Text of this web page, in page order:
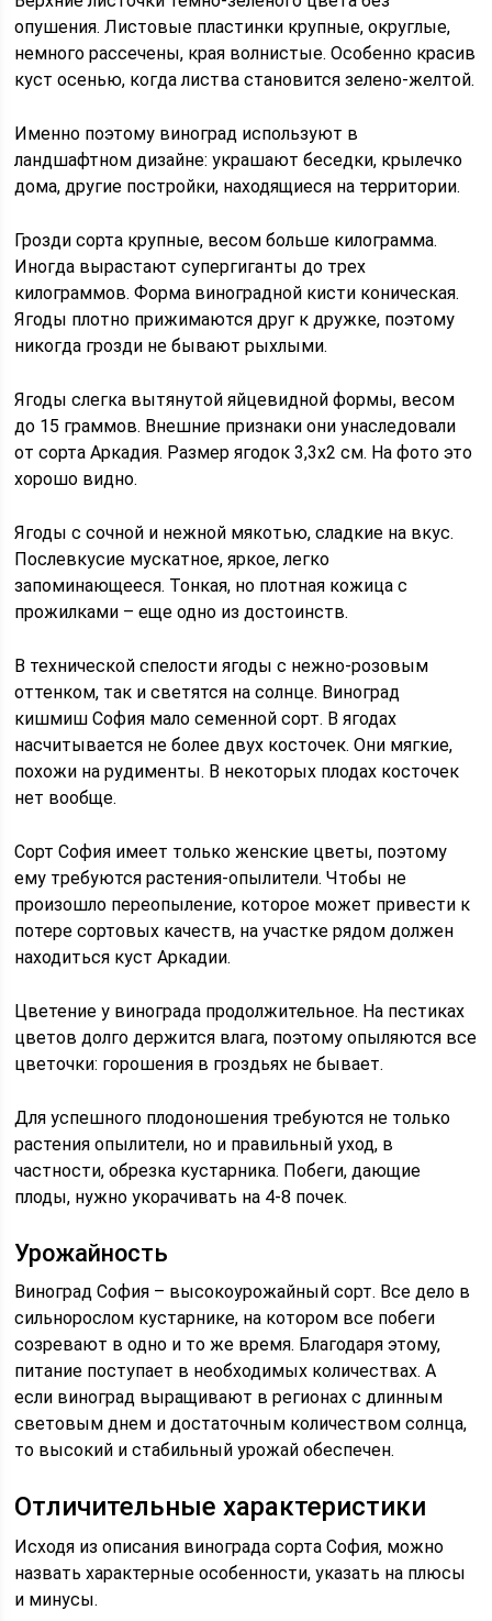
опушения. Листовые пластинки крупные, округлые,
немного рассечены, края волнистые. Особенно красив
куст осенью, когда листва становится зелено-желтой.
Именно поэтому виноград используют в
ландшафтном дизайне: украшают беседки, крылечко
дома, другие постройки, находящиеся на территории.
Грозди сорта крупные, весом больше килограмма.
Иногда вырастают супергиганты до трех
килограммов. Форма виноградной кисти коническая.
Ягоды плотно прижимаются друг к дружке, поэтому
никогда грозди не бывают рыхлыми.
Ягоды слегка вытянутой яйцевидной формы, весом
до 15 граммов. Внешние признаки они унаследовали
от сорта Аркадия. Размер ягодок 3,3х2 см. На фото это
хорошо видно.
Ягоды с сочной и нежной мякотью, сладкие на вкус.
Послевкусие мускатное, яркое, легко
запоминающееся. Тонкая, но плотная кожица с
прожилками – еще одно из достоинств.
В технической спелости ягоды с нежно-розовым
оттенком, так и светятся на солнце. Виноград
кишмиш София мало семенной сорт. В ягодах
насчитывается не более двух косточек. Они мягкие,
похожи на рудименты. В некоторых плодах косточек
нет вообще.
Сорт София имеет только женские цветы, поэтому
ему требуются растения-опылители. Чтобы не
произошло переопыление, которое может привести к
потере сортовых качеств, на участке рядом должен
находиться куст Аркадии.
Цветение у винограда продолжительное. На пестиках
цветов долго держится влага, поэтому опыляются все
цветочки: горошения в гроздьях не бывает.
Для успешного плодоношения требуются не только
растения опылители, но и правильный уход, в
частности, обрезка кустарника. Побеги, дающие
плоды, нужно укорачивать на 4-8 почек.
Урожайность
Виноград София – высокоурожайный сорт. Все дело в
сильнорослом кустарнике, на котором все побеги
созревают в одно и то же время. Благодаря этому,
питание поступает в необходимых количествах. А
если виноград выращивают в регионах с длинным
световым днем и достаточным количеством солнца,
то высокий и стабильный урожай обеспечен.
Отличительные характеристики
Исходя из описания винограда сорта София, можно
назвать характерные особенности, указать на плюсы
и минусы.